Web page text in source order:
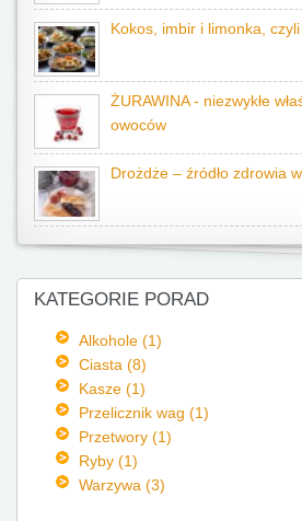
Kokos, imbir i limonka,
ŻURAWINA - niezwykłe
owoców
Drożdże – źródło zdrowia
KATEGORIE PORAD
Alkohole (1)
Ciasta (8)
Kasze (1)
Przelicznik wag (1)
Przetwory (1)
Ryby (1)
Warzywa (3)